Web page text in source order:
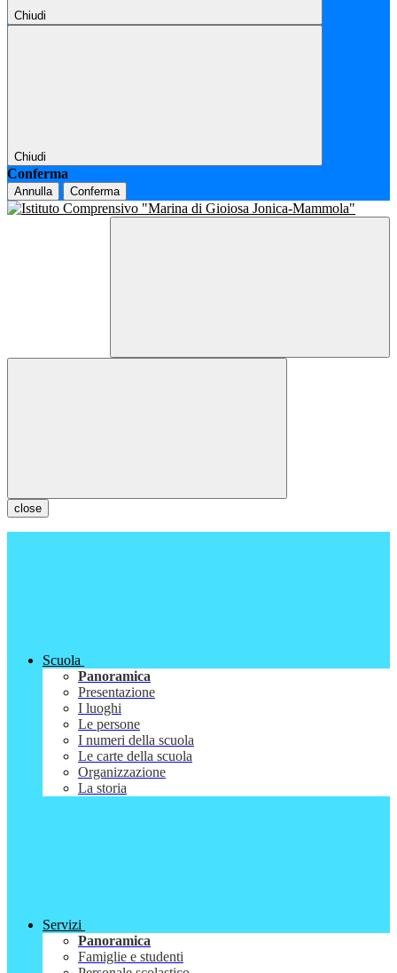
Chiudi
Chiudi
Conferma
Annulla Conferma
close
Scuola
Panoramica
Presentazione
I luoghi
Le persone
I numeri della scuola
Le carte della scuola
Organizzazione
La storia
Servizi
Panoramica
Famiglie e studenti